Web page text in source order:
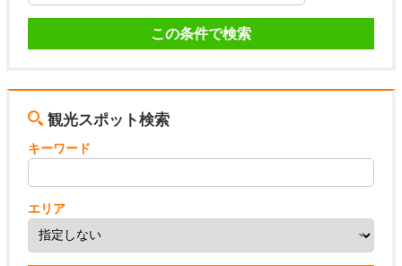
観光スポット検索
キーワード
エリア